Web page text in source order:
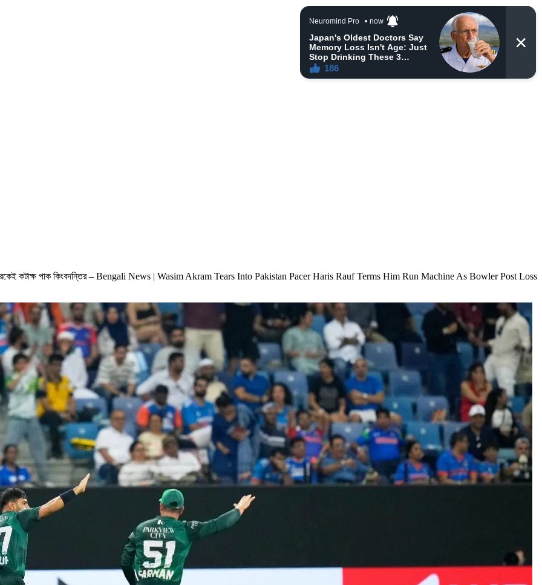
কটাক্ষ পাক কিংবদন্তির – Bengali News | Wasim Akram Tears Into Pakistan Pacer Haris Rauf Terms Him Run Machine As Bowler Post Loss